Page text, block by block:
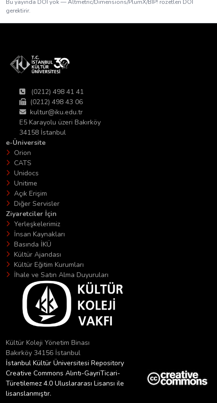
Bu yayında DOI yok — Altmetric/Dimensions/PlumX/BIP! rozetleri DOI
gerektirir.
(0212) 498 41 41
(0212) 498 43 06
kultur@iku.edu.tr
E5 Karayolu üzeri Bakırköy
34158 İstanbul
e-Üniversite
Orion
CATS
Unidocs
Unitime
Açık Erişim
Diğer Servisler
Ziyaretciler İçin
Yerleşkelerimiz
İnsan Kaynakları
Basında İKÜ
Kültür Ajandası
Kültür Eğitim Kurumları
İhale ve Satın Alma Duyuruları
Kültür Koleji Yönetim Binası
Bakırköy 34156 İstanbul
İstanbul Kültür Üniversitesi Repository
Creative Commons Alıntı-GayriTicari-
Türetilemez 4.0 Uluslararası Lisansı ile
lisanslanmıştır.